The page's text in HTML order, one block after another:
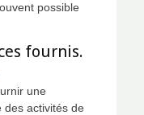
possible
fournis.
une
des activités de